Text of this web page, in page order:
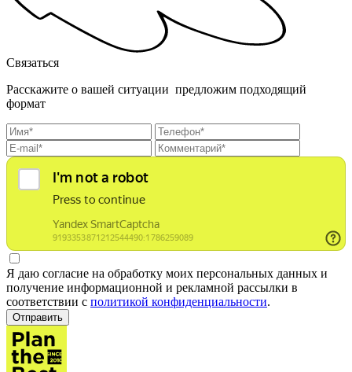
Связаться
Расскажите о вашей ситуации предложим подходящий
формат
Я даю согласие на обработку моих персональных данных и
получение информационной и рекламной рассылки в
соответствии с политикой конфиденциальности.
Отправить